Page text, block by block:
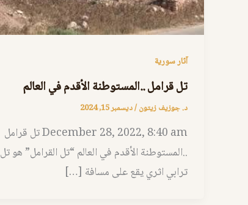
آثار سورية
تل قرامل ..المستوطنة الأقدم في العالم
د. جوزيف زيتون/ديسمبر 15, 2024
December 28, 2022, 8:40 am تل قرامل
..المستوطنة الأقدم في العالم “تل القرامل” هو تل
ترابي اثري يقع على مسافة […]